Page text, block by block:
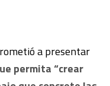
a presentar
permita “crear